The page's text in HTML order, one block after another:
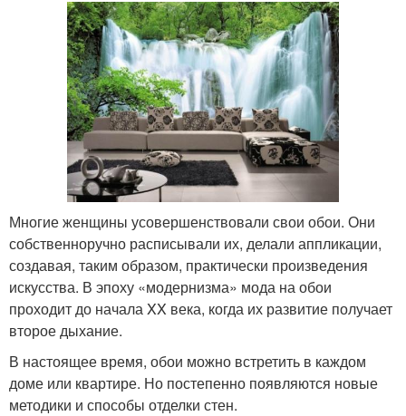
Многие женщины усовершенствовали свои обои. Они
собственноручно расписывали их, делали аппликации,
создавая, таким образом, практически произведения
искусства. В эпоху «модернизма» мода на обои
проходит до начала XX века, когда их развитие получает
второе дыхание.
В настоящее время, обои можно встретить в каждом
доме или квартире. Но постепенно появляются новые
методики и способы отделки стен.